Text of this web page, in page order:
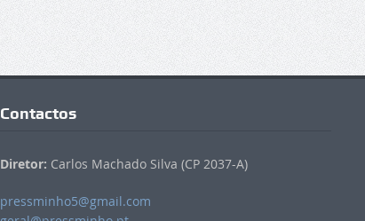
Contactos
Diretor: Carlos Machado Silva (CP 2037-A)
pressminho5@gmail.com